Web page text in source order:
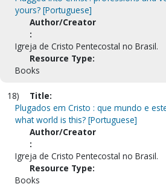
yours? [Portuguese]
Author/Creator
:
Igreja de Cristo Pentecostal no Brasil.
Resource Type:
Books
18)
Title:
Plugados em Cristo : que mundo e
what world is this? [Portuguese]
Author/Creator
:
Igreja de Cristo Pentecostal no Brasil.
Resource Type:
Books